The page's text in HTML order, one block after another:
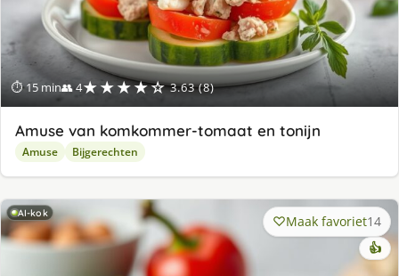
⏱ 15 min👥 4★★★★☆ 3.63 (8)
Amuse van komkommer-tomaat en tonijn
Amuse Bijgerechten
AI-kok Maak favoriet14
👍